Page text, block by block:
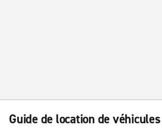
Guide de location de